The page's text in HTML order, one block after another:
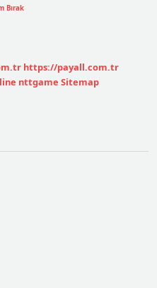
Bırak
https://payall.com.tr
nttgame Sitemap